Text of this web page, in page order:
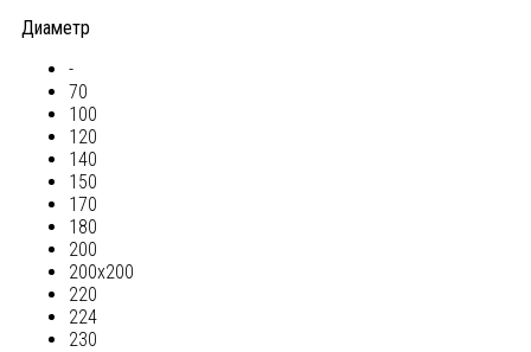
Диаметр
-
70
100
120
140
150
170
180
200
200х200
220
224
230